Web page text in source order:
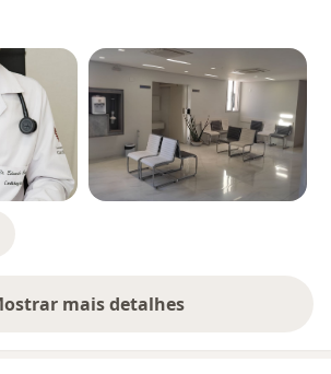
mais detalhes
sobre a experiência